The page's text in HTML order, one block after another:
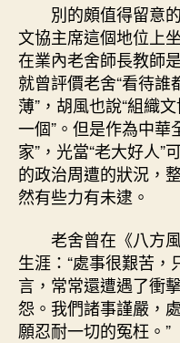
別的頗值得留意
文協主席這個地位上
在業內老舍師長教師
就曾評價老舍“看待
薄”，胡風也說“組織
一個”。但是作為中華
家”，光當“老大好人”
的政治周遭的狀況，
然有些力有未逮。
老舍曾在《八方
生涯：“處事很艱苦
言，常常還遭遇了衝
怨。我們諸事謹嚴，
願忍耐一切的冤枉。”